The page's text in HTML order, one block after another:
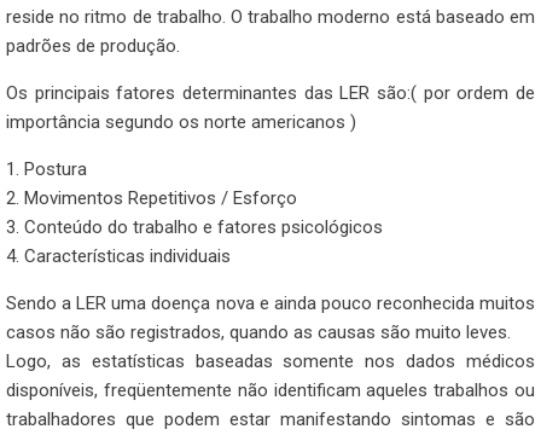
reside no ritmo de trabalho. O trabalho moderno está baseado em
padrões de produção.
Os principais fatores determinantes das LER são:( por ordem de
importância segundo os norte americanos )
1. Postura
2. Movimentos Repetitivos / Esforço
3. Conteúdo do trabalho e fatores psicológicos
4. Características individuais
Sendo a LER uma doença nova e ainda pouco reconhecida muitos
casos não são registrados, quando as causas são muito leves.
Logo, as estatísticas baseadas somente nos dados médicos
disponíveis, freqüentemente não identificam aqueles trabalhos ou
trabalhadores que podem estar manifestando sintomas e são